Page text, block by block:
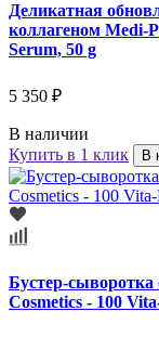
Деликатная
коллагеном Medi-
Serum, 50 g
5 350 ₽
В наличии
Купить в 1 клик
В
Бустер-
Cosmetics - 100